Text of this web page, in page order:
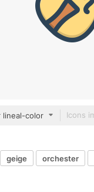
lineal-color
geige orchester